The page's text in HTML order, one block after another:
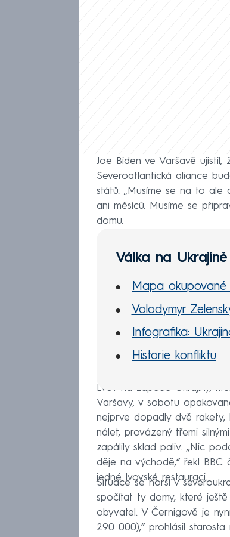
Joe Biden ve Varšavě
Severoatlantická aliance
států. „Musíme se na to ale
ani měsíců. Musíme se
domu.
Válka na Ukrajině
Mapa okupované
Volodymyr
Infografika:
Historie konfliktu
Lvov na západě Ukrajiny,
Varšavy, v sobotu
nejprve dopadly dvě rakety,
nálet, provázený třemi
zapálily sklad paliv. „Nic
děje na východě,“ řekl
jedné lvovské restauraci.
Situace se horší v
spočítat ty domy, které ještě
obyvatel. V Černigově je
290 000),“ prohlásil